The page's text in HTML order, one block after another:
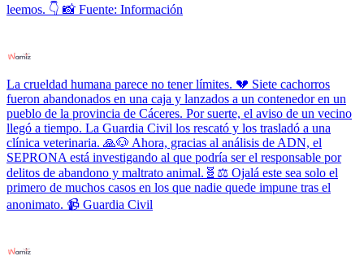
leemos. 👇 📸 Fuente: Información
La crueldad humana parece no tener límites. 💔 Siete cachorros
fueron abandonados en una caja y lanzados a un contenedor en un
pueblo de la provincia de Cáceres. Por suerte, el aviso de un vecino
llegó a tiempo. La Guardia Civil los rescató y los trasladó a una
clínica veterinaria. 🙏🐶 Ahora, gracias al análisis de ADN, el
SEPRONA está investigando al que podría ser el responsable por
delitos de abandono y maltrato animal.🧬⚖️ Ojalá este sea solo el
primero de muchos casos en los que nadie quede impune tras el
anonimato. 📹 Guardia Civil